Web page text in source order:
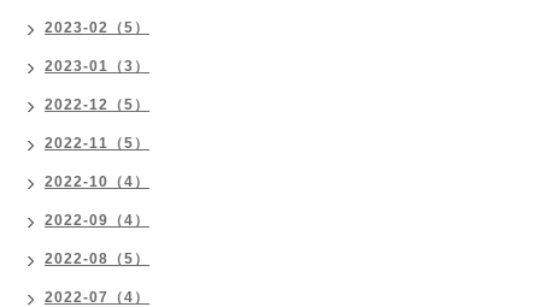
2023-02（5）
2023-01（3）
2022-12（5）
2022-11（5）
2022-10（4）
2022-09（4）
2022-08（5）
2022-07（4）